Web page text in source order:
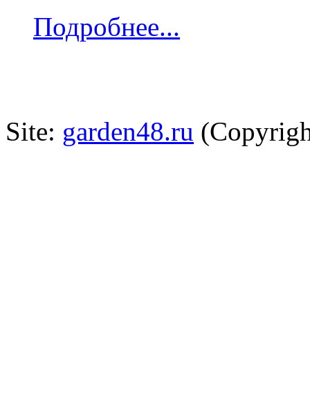
Подробнее...
Site: garden48.ru